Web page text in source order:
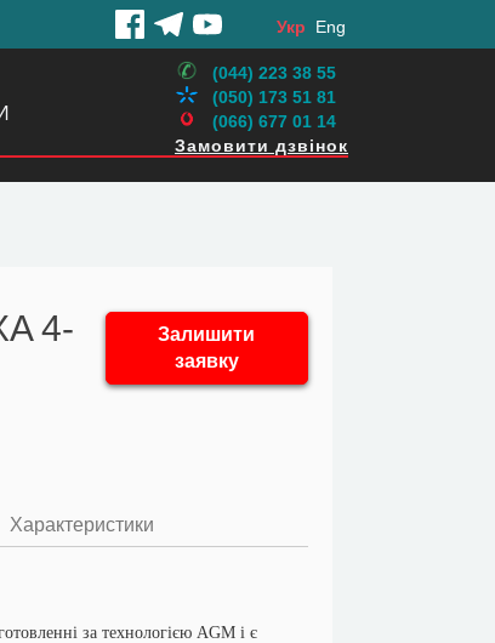
Укр Eng
(044) 223 38 55
(050) 173 51 81
(066) 677 01 14
Замовити дзвінок
4-
Залишити
заявку
Характеристики
за технологією AGM і є